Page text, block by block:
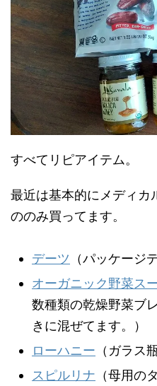
すべてリピアイテム。
最近は基本的にメディカ
ののみ買ってます。
デーツ （パッケージ
オーガニック野菜ス
数種類の乾燥野菜ブ
きに混ぜてます。）
ローハニー （ガラス
スピルリナ （母用の